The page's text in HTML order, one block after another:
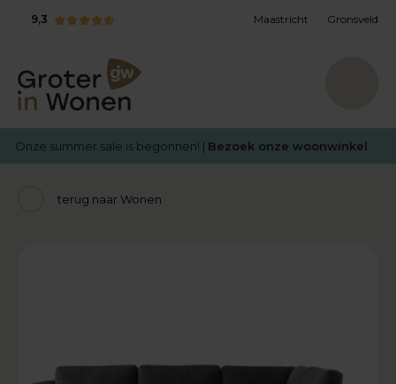
9,3 Maastricht Gronsveld
Onze summer sale is begonnen! | Bezoek onze woonwinkel
terug naar Wonen